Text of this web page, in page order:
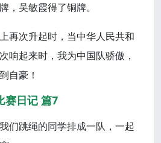
，吴敏霞得了铜牌。
再次升起时，当中华人民共和
响起来时，我为中国队骄傲，
自豪！
赛日记 篇7
们跳绳的同学排成一队，一起